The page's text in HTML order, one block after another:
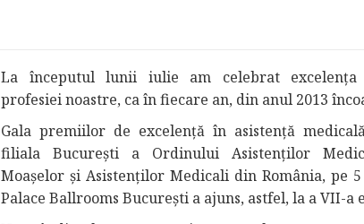
La începutul lunii iulie am celebrat excelența
profesiei noastre, ca în fiecare an, din anul 2013
Gala premiilor de excelență în asistență
filiala București a Ordinului Asistenților
Moașelor și Asistenților Medicali din România, pe
Palace Ballrooms București a ajuns, astfel, la a VII-a